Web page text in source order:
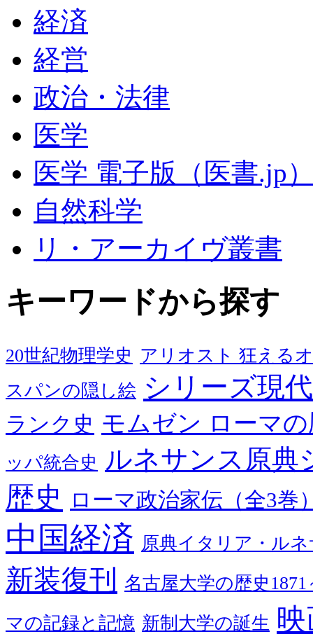
経済
経営
政治・法律
医学
医学 電子版（医書.jp
自然科学
リ・アーカイヴ叢書
キーワードから探す
20世紀物理学史 アリオスト 狂える
スパンの隠し絵 シリーズ現
ランク史 モムゼン ローマ
ッパ統合史 ルネサンス原典
歴史 ローマ政治家伝（全3巻
中国経済 原典イタリア・ル
新装復刊 名古屋大学の歴史1871
マの記録と記憶 新制大学の誕生